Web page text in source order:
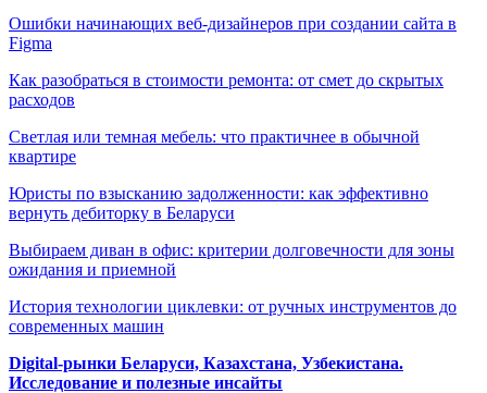
Ошибки начинающих веб-дизайнеров при создании сайта в
Figma
Как разобраться в стоимости ремонта: от смет до скрытых
расходов
Светлая или темная мебель: что практичнее в обычной
квартире
Юристы по взысканию задолженности: как эффективно
вернуть дебиторку в Беларуси
Выбираем диван в офис: критерии долговечности для зоны
ожидания и приемной
История технологии циклевки: от ручных инструментов до
современных машин
Digital-рынки Беларуси, Казахстана, Узбекистана.
Исследование и полезные инсайты